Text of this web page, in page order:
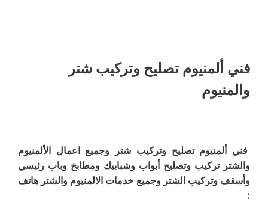
فني ألمنيوم تصليح وتركيب شتر
والمنيوم
فني ألمنيوم تصليح وتركيب شتر وجميع اعمال الألمنيوم
والشتر تركيب وتصليح أبواب وشبابيك ومطابخ وباب رئيسي
وأسقف وتركيب الشتر وجميع خدمات الالمنيوم والشتر هاتف
: